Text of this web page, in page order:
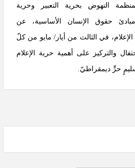
النهوض بحرية التعبير وحرية
حقوق الإنسان الأساسية، عن
، في الثالث من أيار/ مايو من كلّ
والتركيز على أهمية حرية الإعلام
حرٍّ ديمقراطيّ.